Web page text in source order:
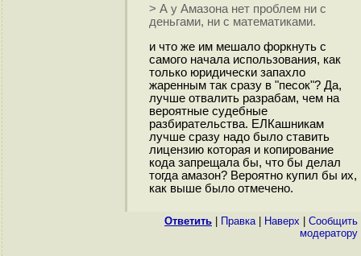
> А у Амазона нет проблем ни с
деньгами, ни с математиками.
и что же им мешало форкнуть с
самого начала использования, как
только юридически запахло
жаренным так сразу в "песок"? Да,
лучше отвалить разрабам, чем на
вероятные судебные
разбирательства. ЕЛКашникам
лучше сразу надо было ставить
лицензию которая и копирование
кода запрещала бы, что бы делал
тогда амазон? Вероятно купил бы их,
как выше было отмечено.
Ответить Правка| Наверх
Cообщить
модератору